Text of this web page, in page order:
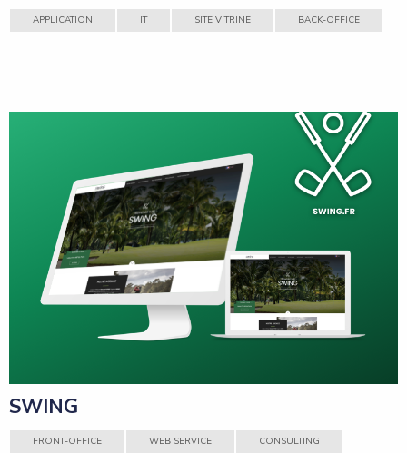
APPLICATION IT SITE VITRINE BACK-OFFICE
SWING
FRONT-OFFICE WEB SERVICE
CONSULTING